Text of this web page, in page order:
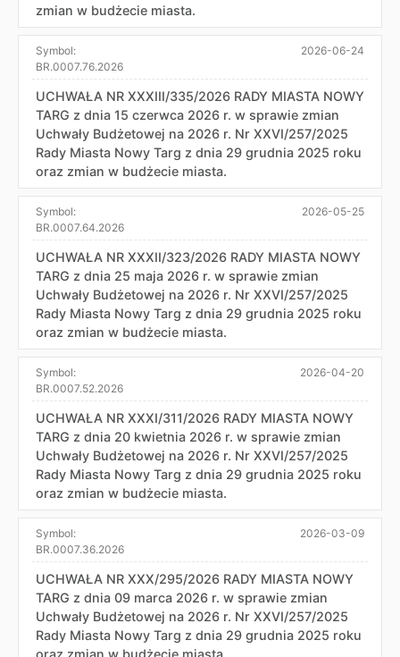
zmian w budżecie miasta.
Symbol:
BR.0007.76.2026
2026-06-24
UCHWAŁA NR XXXIII/335/2026 RADY MIASTA NOWY
TARG z dnia 15 czerwca 2026 r. w sprawie zmian
Uchwały Budżetowej na 2026 r. Nr XXVI/257/2025
Rady Miasta Nowy Targ z dnia 29 grudnia 2025 roku
oraz zmian w budżecie miasta.
Symbol:
BR.0007.64.2026
2026-05-25
UCHWAŁA NR XXXII/323/2026 RADY MIASTA NOWY
TARG z dnia 25 maja 2026 r. w sprawie zmian
Uchwały Budżetowej na 2026 r. Nr XXVI/257/2025
Rady Miasta Nowy Targ z dnia 29 grudnia 2025 roku
oraz zmian w budżecie miasta.
Symbol:
BR.0007.52.2026
2026-04-20
UCHWAŁA NR XXXI/311/2026 RADY MIASTA NOWY
TARG z dnia 20 kwietnia 2026 r. w sprawie zmian
Uchwały Budżetowej na 2026 r. Nr XXVI/257/2025
Rady Miasta Nowy Targ z dnia 29 grudnia 2025 roku
oraz zmian w budżecie miasta.
Symbol:
BR.0007.36.2026
2026-03-09
UCHWAŁA NR XXX/295/2026 RADY MIASTA NOWY
TARG z dnia 09 marca 2026 r. w sprawie zmian
Uchwały Budżetowej na 2026 r. Nr XXVI/257/2025
Rady Miasta Nowy Targ z dnia 29 grudnia 2025 roku
oraz zmian w budżecie miasta.